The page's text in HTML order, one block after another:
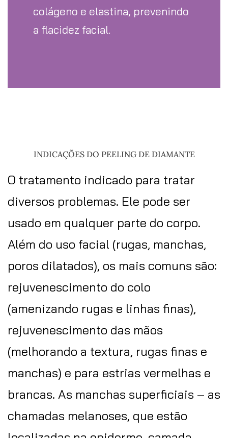
colágeno e elastina, prevenindo
a flacidez facial.
INDICAÇÕES DO PEELING DE DIAMANTE
O tratamento indicado para tratar
diversos problemas. Ele pode ser
usado em qualquer parte do corpo.
Além do uso facial (rugas, manchas,
poros dilatados), os mais comuns são:
rejuvenescimento do colo
(amenizando rugas e linhas finas),
rejuvenescimento das mãos
(melhorando a textura, rugas finas e
manchas) e para estrias vermelhas e
brancas. As manchas superficiais – as
chamadas melanoses, que estão